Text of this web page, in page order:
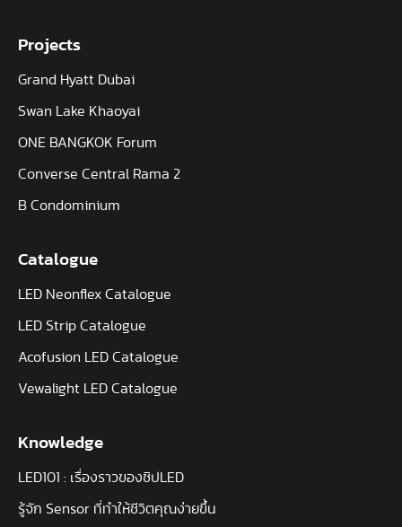
Projects
Grand Hyatt Dubai
Swan Lake Khaoyai
ONE BANGKOK Forum
Converse Central Rama 2
B Condominium
Catalogue
LED Neonflex Catalogue
LED Strip Catalogue
Acofusion LED Catalogue
Vewalight LED Catalogue
Knowledge
LED101 : เรื่องราวของชิปLED
รู้จัก Sensor ที่ทำให้ชีวิตคุณง่ายขึ้น